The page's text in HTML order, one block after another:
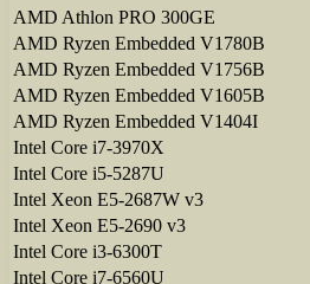
AMD Athlon PRO 300GE
AMD Ryzen Embedded V1780B
AMD Ryzen Embedded V1756B
AMD Ryzen Embedded V1605B
AMD Ryzen Embedded V1404I
Intel Core i7-3970X
Intel Core i5-5287U
Intel Xeon E5-2687W v3
Intel Xeon E5-2690 v3
Intel Core i3-6300T
Intel Core i7-6560U